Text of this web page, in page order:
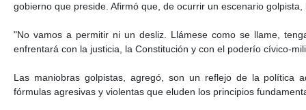
gobierno que preside. Afirmó que, de ocurrir un escenario
"No vamos a permitir ni un desliz. Llámese como se llame,
enfrentará con la justicia, la Constitución y con el poderío cívico-
Las maniobras golpistas, agregó, son un reflejo de la política
fórmulas agresivas y violentas que eluden los principios